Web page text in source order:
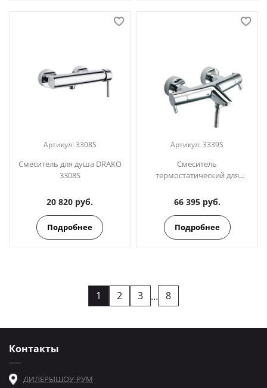
Артикул: 3308S
Смеситель для душа DRAKO
3308S
20 820 руб.
Подробнее
Артикул:3339S
Смеситель
термостатический для
66 395 руб.
Подробнее
1 2 3 … 8
Контакты
ДИЛЕРЫШОУ-РУМ